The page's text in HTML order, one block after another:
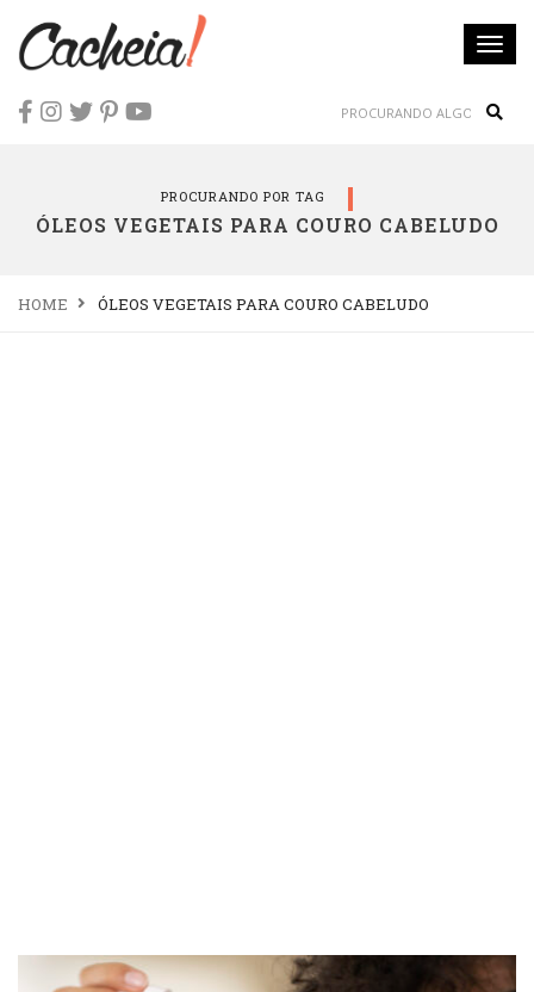
PROCURANDO POR TAG
ÓLEOS VEGETAIS PARA COURO CABELUDO
HOME ÓLEOS VEGETAIS PARA COURO CABELUDO